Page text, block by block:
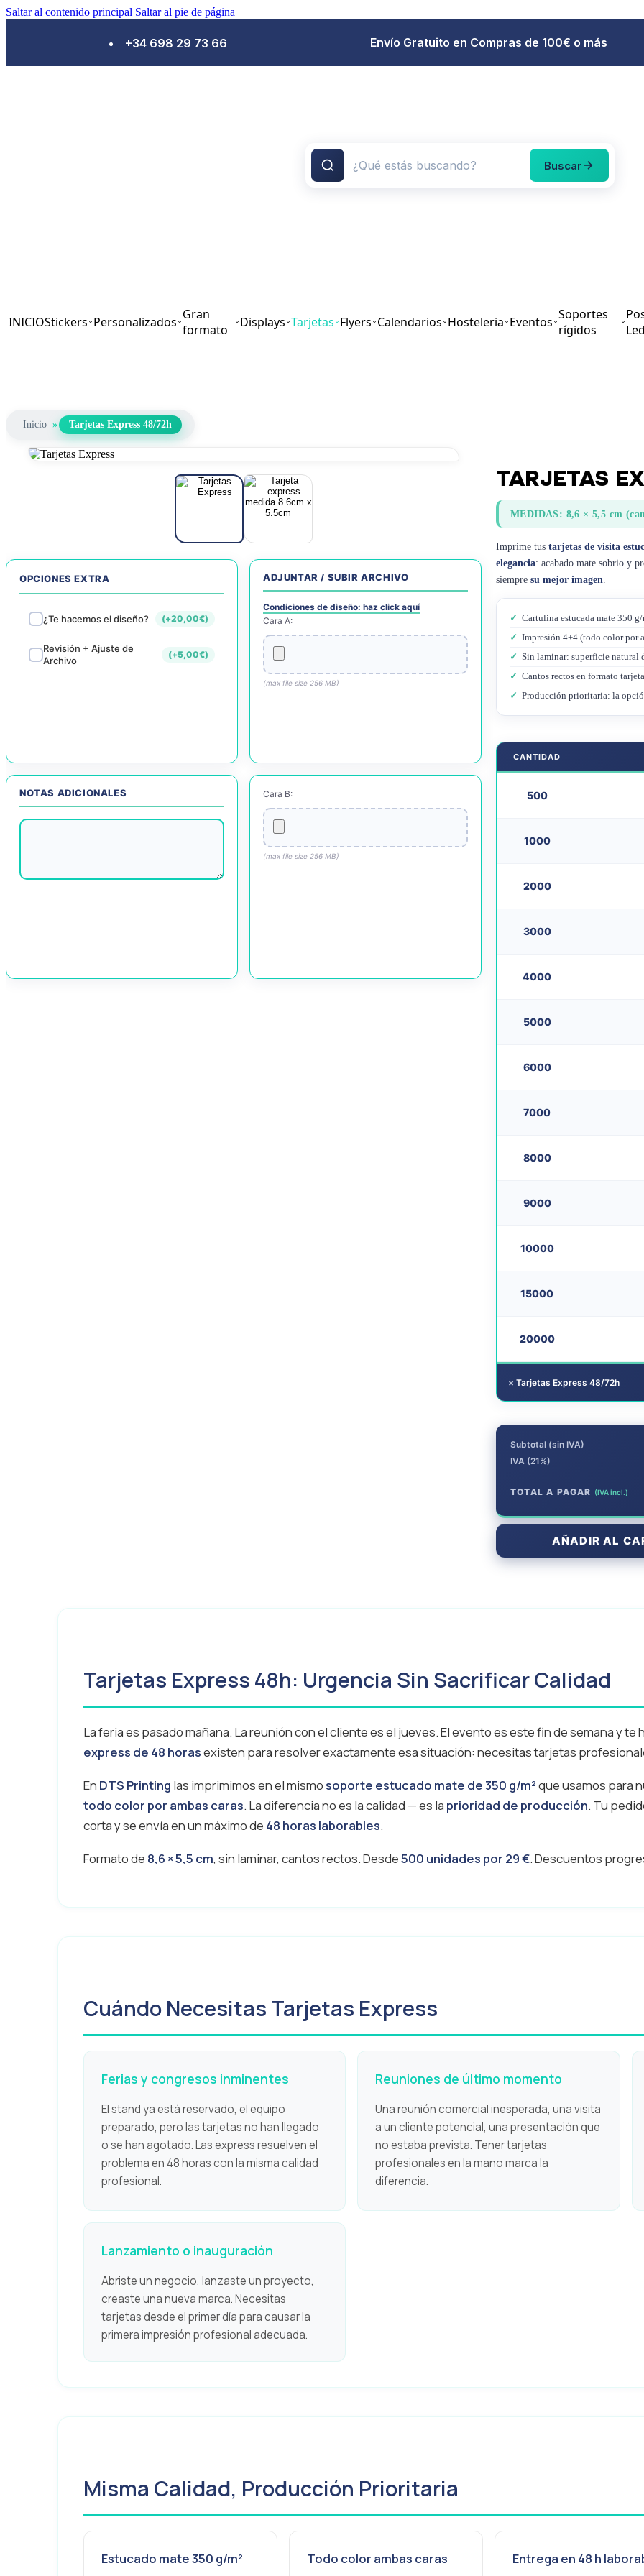
Saltar al contenido principal Saltar al pie de página
+34 698 29 73 66 Envío Gratuito en Compras de 100€ o más
Buscar
INICIOStickers Personalizados Gran
formato
Displays Tarjetas Flyers Calendarios Hosteleria Eventos Soportes
rígidos
Inicio » Tarjetas Express 48/72h
OPCIONES EXTRA
¿Te hacemos el diseño? (+20,00€)
Revisión + Ajuste de
Archivo
(+5,00€)
ADJUNTAR / SUBIR ARCHIVO
Condiciones de diseño: haz click aquí
Cara A:
(max file size 256 MB)
Cara B:
(max file size 256 MB)
NOTAS ADICIONALES
TARJETAS
MEDIDAS: 8,6 × 5,5 cm
Imprime tus tarjetas de visita
elegancia: acabado mate sobrio y
siempre su mejor imagen
✓ Cartulina estucada mate 350
✓ Impresión 4+4 (todo color por
✓ Sin laminar: superficie natural
✓ Cantos rectos en formato
✓ Producción prioritaria: la
CANTIDAD
500
1000
2000
3000
4000
5000
6000
7000
8000
9000
10000
15000
20000
× Tarjetas Express 48/72h
Subtotal (sin IVA)
IVA (21%)
TOTAL A PAGAR (IVA incl.)
AÑADIR AL
Tarjetas Express 48h: Urgencia Sin Sacrificar Calidad
La feria es pasado mañana. La reunión con el cliente es el jueves. El evento es este fin de semana y te
express de 48 horasexisten para resolver exactamente esa situación: necesitas tarjetas
En DTS Printing las imprimimos en el mismosoporte estucado mate de 350 g/m²que usamos para
todo color por ambas caras. La diferencia no es la calidad — es la prioridad de producción. Tu
corta y se envía en un máximo de 48 horas laborables.
Formato de 8,6 × 5,5 cm, sin laminar, cantos rectos. Desde500 unidades por 29 €. Descuentos
Cuándo Necesitas Tarjetas Express
Ferias y congresos inminentes
El stand ya está reservado, el equipo
preparado, pero las tarjetas no han llegado
o se han agotado. Las express resuelven el
problema en 48 horas con la misma calidad
profesional.
Reuniones de último momento
Una reunión comercial inesperada, una visita
a un cliente potencial, una presentación que
no estaba prevista. Tener tarjetas
profesionales en la mano marca la
diferencia.
Lanzamiento o inauguración
Abriste un negocio, lanzaste un proyecto,
creaste una nueva marca. Necesitas
tarjetas desde el primer día para causar la
primera impresión profesional adecuada.
Misma Calidad, Producción Prioritaria
Estucado mate 350 g/m² Todo color ambas caras Entrega en 48 h